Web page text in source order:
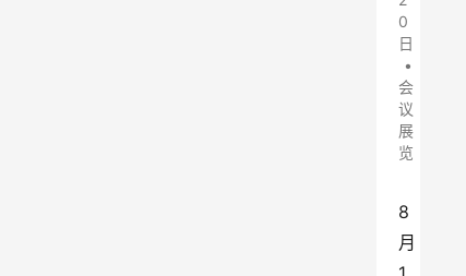
0
日
•
会
议
展
览
8
月